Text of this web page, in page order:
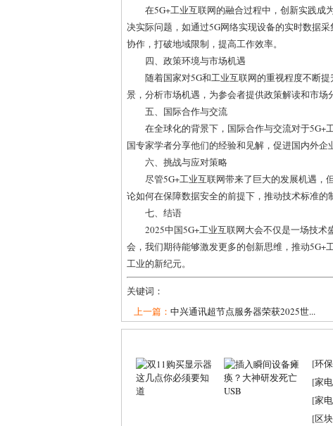
在5G+工业互联网的融合过程中，创新实践
决实际问题，如通过5G网络实现设备的实时数据
协作，打破地域限制，提高工作效率。
四、政策环境与市场机遇
随着国家对5G和工业互联网的重视程度不断
景，分析市场机遇，为参会者提供政策解读和市场
五、国际合作与交流
在全球化的背景下，国际合作与交流对于
国专家学者分享他们的经验和见解，促进国内外企
六、挑战与应对策略
尽管5G+工业互联网带来了巨大的发展机遇
论如何在保障数据安全的前提下，推动技术标准的
七、结语
2025中国5G+工业互联网大会不仅是一场技
会，我们期待能够激发更多的创新思维，推动
工业的新纪元。
关键词：
上一篇： 中兴通讯超节点服务器荣获2025世...
[环保
[家电
[家电
[区块